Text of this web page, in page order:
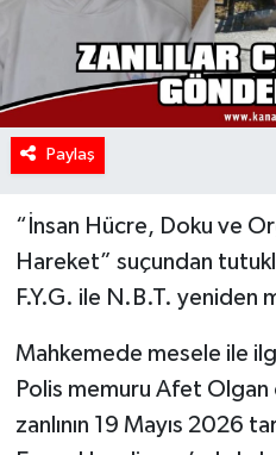
Paylaş
“İnsan Hücre, Doku ve
Hareket” suçundan
F.Y.G. ile N.B.T. yeniden
Mahkemede mesele ile
Polis memuru Afet Olgan
zanlının 19 Mayıs 2026